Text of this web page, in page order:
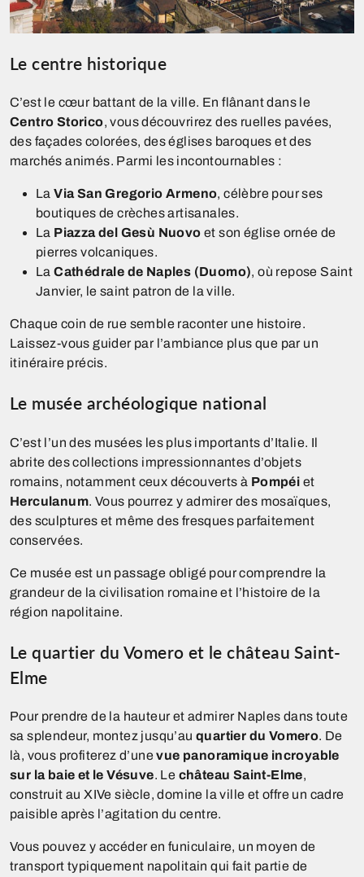
Le centre historique
C’est le cœur battant de la ville. En flânant dans le
Centro Storico, vous découvrirez des ruelles pavées,
des façades colorées, des églises baroques et des
marchés animés. Parmi les incontournables :
LaVia San Gregorio Armeno, célèbre pour ses
boutiques de crèches artisanales.
La Piazza del Gesù Nuovo et son église ornée de
pierres volcaniques.
LaCathédrale de Naples (Duomo), où repose Saint
Janvier, le saint patron de la ville.
Chaque coin de rue semble raconter une histoire.
Laissez-vous guider par l’ambiance plus que par un
itinéraire précis.
Le musée archéologique national
C’est l’un des musées les plus importants d’Italie. Il
abrite des collections impressionnantes d’objets
romains, notamment ceux découverts à Pompéi et
Herculanum. Vous pourrez y admirer des mosaïques,
des sculptures et même des fresques parfaitement
conservées.
Ce musée est un passage obligé pour comprendre la
grandeur de la civilisation romaine et l’histoire de la
région napolitaine.
Le quartier du Vomero et le château Saint-
Elme
Pour prendre de la hauteur et admirer Naples dans toute
sa splendeur, montez jusqu’au quartier du Vomero. De
là, vous profiterez d’unevue panoramique incroyable
sur la baie et le Vésuve. Le château Saint-Elme,
construit au XIVe siècle, domine la ville et offre un cadre
paisible après l’agitation du centre.
Vous pouvez y accéder en funiculaire, un moyen de
transport typiquement napolitain qui fait partie de